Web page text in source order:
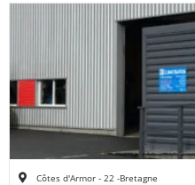
Côtes d'Armor - 22 -Bretagne